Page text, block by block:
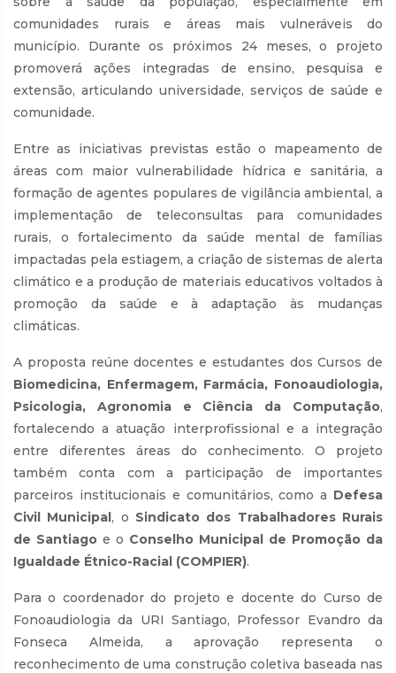
comunidades rurais e áreas mais vulneráveis do
município. Durante os próximos 24 meses, o projeto
promoverá ações integradas de ensino, pesquisa e
extensão, articulando universidade, serviços de saúde e
comunidade.
Entre as iniciativas previstas estão o mapeamento de
áreas com maior vulnerabilidade hídrica e sanitária, a
formação de agentes populares de vigilância ambiental, a
implementação de teleconsultas para comunidades
rurais, o fortalecimento da saúde mental de famílias
impactadas pela estiagem, a criação de sistemas de alerta
climático e a produção de materiais educativos voltados à
promoção da saúde e à adaptação às mudanças
climáticas.
A proposta reúne docentes e estudantes dos Cursos de
Biomedicina, Enfermagem, Farmácia, Fonoaudiologia,
Psicologia, Agronomia e Ciência da Computação,
fortalecendo a atuação interprofissional e a integração
entre diferentes áreas do conhecimento. O projeto
também conta com a participação de importantes
parceiros institucionais e comunitários, como a Defesa
Civil Municipal, o Sindicato dos Trabalhadores Rurais
de Santiago e o Conselho Municipal de Promoção da
Igualdade Étnico-Racial (COMPIER).
Para o coordenador do projeto e docente do Curso de
Fonoaudiologia da URI Santiago, Professor Evandro da
Fonseca Almeida, a aprovação representa o
reconhecimento de uma construção coletiva baseada nas